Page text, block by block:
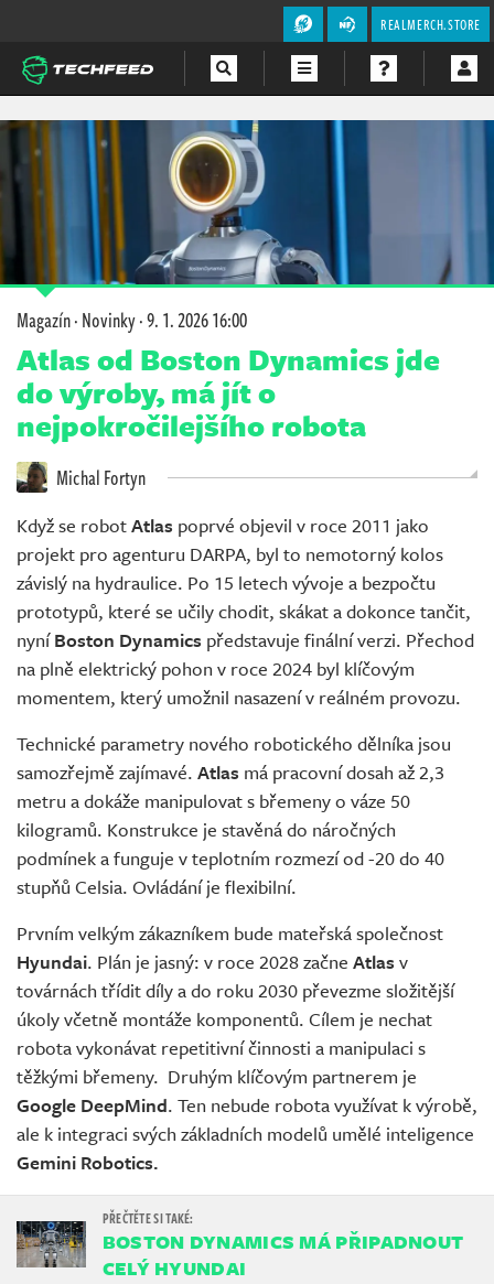
REALMERCH.STORE
Magazín
Videa
Soutěže
Magazín·Novinky·9. 1. 2026 16:00
Atlas od Boston Dynamics jde
do výroby, má jít o
nejpokročilejšího robota
Michal Fortyn
Když se robotAtlas poprvé objevil v roce 2011 jako
projekt pro agenturu DARPA, byl to nemotorný kolos
závislý na hydraulice. Po 15 letech vývoje a bezpočtu
prototypů, které se učily chodit, skákat a dokonce tančit,
nyníBoston Dynamics představuje finální verzi. Přechod
na plně elektrický pohon v roce 2024 byl klíčovým
momentem, který umožnil nasazení v reálném provozu.
Technické parametry nového robotického dělníka jsou
samozřejmě zajímavé. Atlas má pracovní dosah až 2,3
metru a dokáže manipulovat s břemeny o váze 50
kilogramů. Konstrukce je stavěná do náročných
podmínek a funguje v teplotním rozmezí od -20 do 40
stupňů Celsia. Ovládání je flexibilní.
Prvním velkým zákazníkem bude mateřská společnost
Hyundai. Plán je jasný: v roce 2028 začne Atlas v
továrnách třídit díly a do roku 2030 převezme složitější
úkoly včetně montáže komponentů. Cílem je nechat
robota vykonávat repetitivní činnosti a manipulaci s
těžkými břemeny. Druhým klíčovým partnerem je
Google DeepMind. Ten nebude robota využívat k výrobě,
ale k integraci svých základních modelů umělé inteligence
Gemini Robotics.
BOSTON DYNAMICS MÁ PŘIPADNOUT
CELÝ HYUNDAI